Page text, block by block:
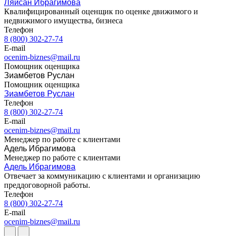
Ляйсан Ибрагимова
Квалифицированный оценщик по оценке движимого и
недвижимого имущества, бизнеса
Телефон
8 (800) 302-27-74
E-mail
ocenim-biznes@mail.ru
Помощник оценщика
Зиамбетов Руслан
Помощник оценщика
Зиамбетов Руслан
Телефон
8 (800) 302-27-74
E-mail
ocenim-biznes@mail.ru
Менеджер по работе с клиентами
Адель Ибрагимова
Менеджер по работе с клиентами
Адель Ибрагимова
Отвечает за коммуникацию с клиентами и организацию
преддоговорной работы.
Телефон
8 (800) 302-27-74
E-mail
ocenim-biznes@mail.ru
Гай
Гатчина
Геленджик
Георгиевск
Глазов
Горно-Алтайск
Городец
Горячий Ключ
Грозный
Губаха
Губкин
Губкинский
Гуково
Гулькевичи
Гусев
Гусь-Хрустальный
Дедовск
Дербент
Джанкой